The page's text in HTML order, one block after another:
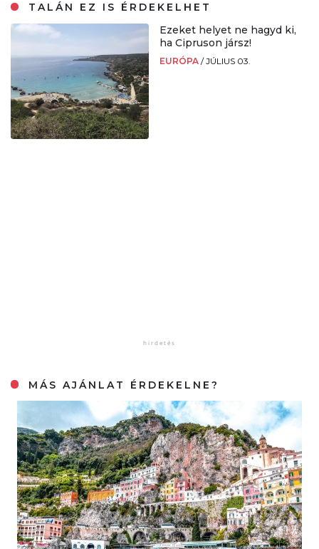
TALÁN EZ IS ÉRDEKELHET
Ezeket helyet ne hagyd ki,
ha Cipruson jársz!
EURÓPA /JÚLIUS 03.
MÁS AJÁNLAT ÉRDEKELNE?